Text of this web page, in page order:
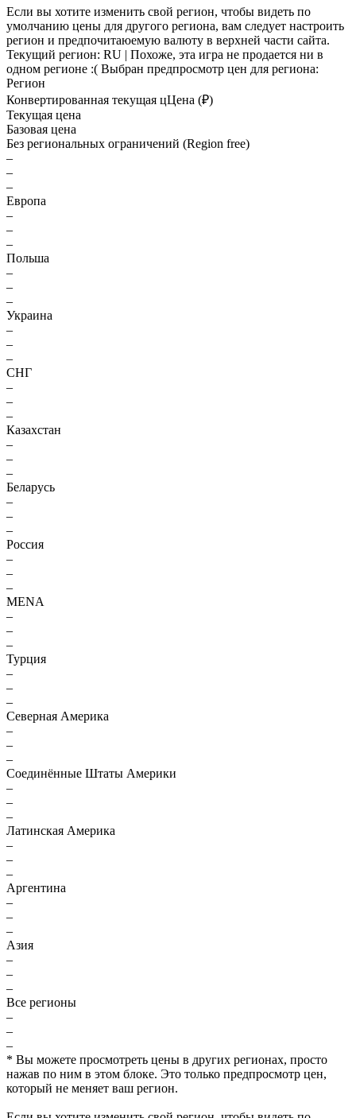
Если вы хотите изменить свой регион, чтобы видеть по
умолчанию цены для другого региона, вам следует настроить
регион и предпочитаюемую валюту в верхней части сайта.
Текущий регион: RU | Похоже, эта игра не продается ни в
одном регионе :( Выбран предпросмотр цен для региона:
Регион
Конвертированная текущая цЦена (₽)
Текущая цена
Базовая цена
Без региональных ограничений (Region free)
–
–
–
Европа
–
–
–
Польша
–
–
–
Украина
–
–
–
СНГ
–
–
–
Казахстан
–
–
–
Беларусь
–
–
–
Россия
–
–
–
MENA
–
–
–
Турция
–
–
–
Северная Америка
–
–
–
Соединённые Штаты Америки
–
–
–
Латинская Америка
–
–
–
Аргентина
–
–
–
Азия
–
–
–
Все регионы
–
–
–
* Вы можете просмотреть цены в других регионах, просто
нажав по ним в этом блоке. Это только предпросмотр цен,
который не меняет ваш регион.